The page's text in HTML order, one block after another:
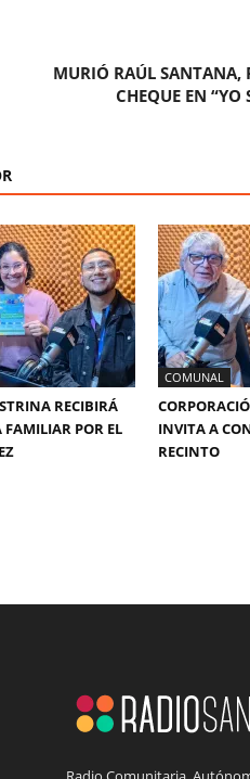
MURIÓ RAÚL SANTANA,
CHEQUE EN “YO
RECIBIRÁ
POR EL
COMUNAL
INVITA A
RECINTO